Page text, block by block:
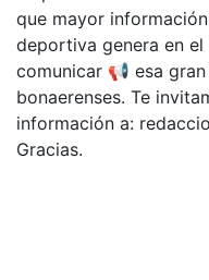
que mayor
deportiva genera en
comunicar 📢 esa
bonaerenses. Te
información a:
Gracias.